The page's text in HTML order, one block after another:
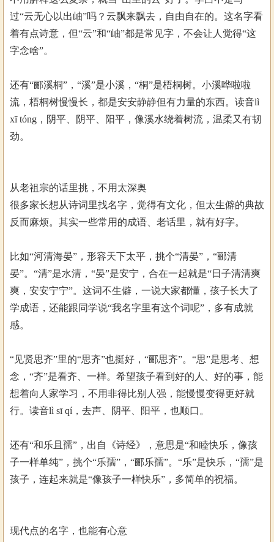
过“云无心以出岫”吗？云飘来飘去，自由自在的。这名字看
着有点诗意，但“云”和“岫”都是常见字，不会让人觉得“这
字念啥”。
还有“郦溪桐”，“溪”是小溪，“桐”是梧桐树。小溪哗啦啦
流，梧桐树慢慢长，都是安安静静但有力量的东西。读音lì
xī tóng，阴平、阴平、阳平，像溪水绕着树流，温柔又有韧
劲。
从老祖宗的话里挑，不用太深奥
很多家长想从诗词里找名字，觉得有文化，但太生僻的典故
反而麻烦。其实一些常用的成语、老话里，就有好字。
比如“河清海晏”，形容天下太平，挑个“清晏”，“郦清
晏”。“清”是水清，“晏”是安宁，合在一起就是“日子清清爽
爽，安安宁宁”。这词不生僻，一说大家都懂，孩子长大了
学成语，还能跟同学说“我名字里有这个词呢”，多有成就
感。
“见贤思齐”里的“思齐”也挺好，“郦思齐”。“思”是思考、想
念，“齐”是看齐、一样。希望孩子看到好的人、好的事，能
想着向人家学习，不用非得比别人强，能慢慢变得更好就
行。读音lì sī qí，去声、阴平、阳平，也顺口。
还有“和乐且孺”，出自《诗经》，意思是“和睦快乐，像孩
子一样单纯”，挑个“乐孺”，“郦乐孺”。“乐”是快乐，“孺”是
孩子，连起来就是“像孩子一样快乐”，多简单的祝福。
现代点的名字，也能有心意